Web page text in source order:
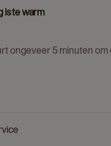
is te warm
ongeveer 5 minuten om